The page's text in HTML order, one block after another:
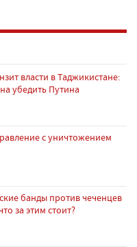
власти в Таджикистане:
убедить Путина
с уничтожением
банды против чеченцев
за этим стоит?